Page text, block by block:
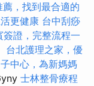
，找到最合適的
更健康 台中刮痧
證，完整流程一
台北護理之家，優
中心，為新媽媽
士林整骨療程